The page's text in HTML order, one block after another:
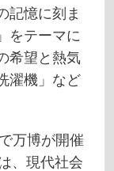
記憶に刻ま
をテーマに
希望と熱気
濯機」など
万博が開催
、現代社会